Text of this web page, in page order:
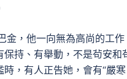
金，他一向無為高尚的工
保持、有舉動，不是茍安
時，有人正告她，會有“嚴